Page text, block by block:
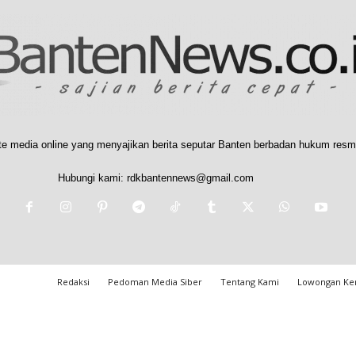
media online yang menyajikan berita seputar Banten berbadan hukum
Hubungi kami: rdkbantennews@gmail.com
Redaksi Pedoman Media Siber Tentang Kami Lowongan